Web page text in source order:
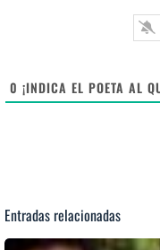
0 ¡INDICA EL POETA AL
Entradas relacionadas